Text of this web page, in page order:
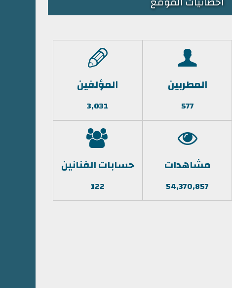
المطربين
577
المؤلفين
3,031
مشاهدات
54,370,857
حسابات الفنانين
122